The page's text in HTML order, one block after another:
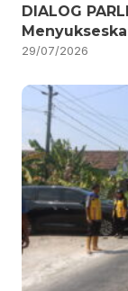
DIALOG
29/07/2026